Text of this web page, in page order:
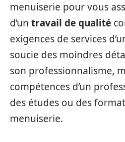
menuiserie pour vous
d’un travail de qualité
exigences de services
soucie des moindres
son professionnalisme,
compétences d’un
des études ou des
menuiserie.